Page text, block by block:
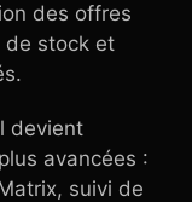
des offres
de stock et
devient
avancées :
suivi de